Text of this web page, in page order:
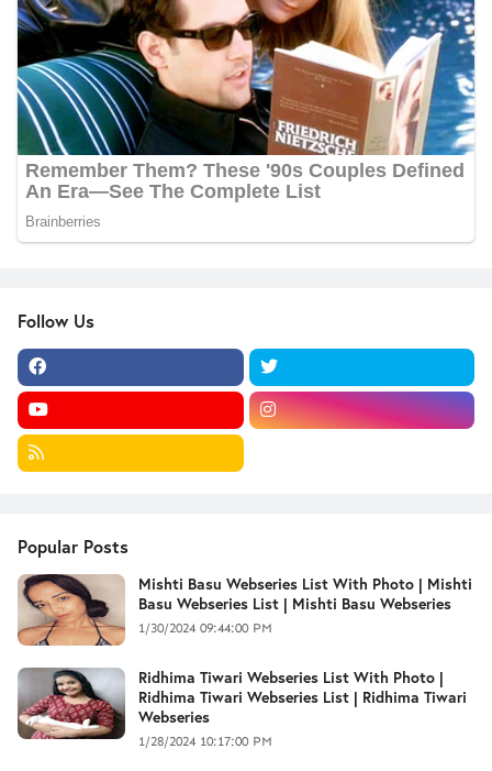
Follow Us
Popular Posts
Mishti Basu Webseries List With Photo | Mishti
Basu Webseries List | Mishti Basu Webseries
1/30/2024 09:44:00 PM
Ridhima Tiwari Webseries List With Photo |
Ridhima Tiwari Webseries List | Ridhima Tiwari
Webseries
1/28/2024 10:17:00 PM